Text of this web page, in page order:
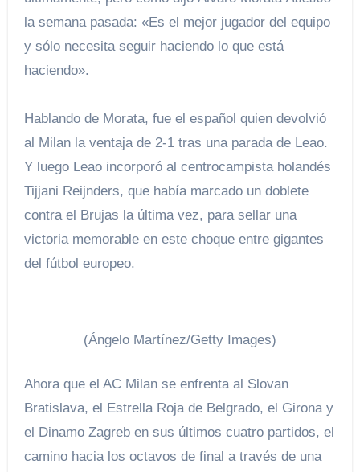
la semana pasada: «Es el mejor jugador del equipo
y sólo necesita seguir haciendo lo que está
haciendo».
Hablando de Morata, fue el español quien devolvió
al Milan la ventaja de 2-1 tras una parada de Leao.
Y luego Leao incorporó al centrocampista holandés
Tijjani Reijnders, que había marcado un doblete
contra el Brujas la última vez, para sellar una
victoria memorable en este choque entre gigantes
del fútbol europeo.
(Ángelo Martínez/Getty Images)
Ahora que el AC Milan se enfrenta al Slovan
Bratislava, el Estrella Roja de Belgrado, el Girona y
el Dinamo Zagreb en sus últimos cuatro partidos, el
camino hacia los octavos de final a través de una